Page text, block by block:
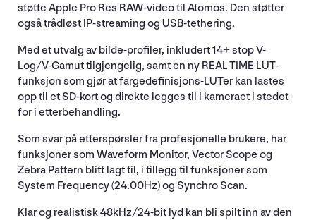
støtte Apple Pro Res RAW-video til Atomos. Den støtter
også trådløst IP-streaming og USB-tethering.
Med et utvalg av bilde-profiler, inkludert 14+ stop V-
Log/V-Gamut tilgjengelig, samt en ny REAL TIME LUT-
funksjon som gjør at fargedefinisjons-LUTer kan lastes
opp til et SD-kort og direkte legges til i kameraet i stedet
for i etterbehandling.
Som svar på etterspørsler fra profesjonelle brukere, har
funksjoner som Waveform Monitor, Vector Scope og
Zebra Pattern blitt lagt til, i tillegg til funksjoner som
System Frequency (24.00Hz) og Synchro Scan.
Klar og realistisk 48kHz/24-bit lyd kan bli spilt inn av den